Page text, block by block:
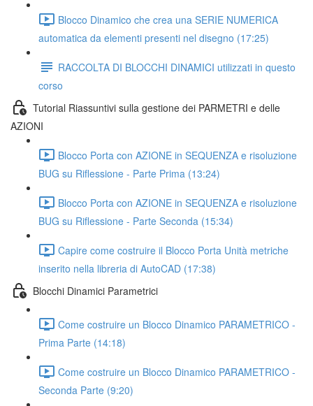
Blocco Dinamico che crea una SERIE NUMERICA
automatica da elementi presenti nel disegno (17:25)
RACCOLTA DI BLOCCHI DINAMICI utilizzati in questo
corso
Tutorial Riassuntivi sulla gestione dei PARMETRI e delle
AZIONI
Blocco Porta con AZIONE in SEQUENZA e risoluzione
BUG su Riflessione - Parte Prima (13:24)
Blocco Porta con AZIONE in SEQUENZA e risoluzione
BUG su Riflessione - Parte Seconda (15:34)
Capire come costruire il Blocco Porta Unità metriche
inserito nella libreria di AutoCAD (17:38)
Blocchi Dinamici Parametrici
Come costruire un Blocco Dinamico PARAMETRICO -
Prima Parte (14:18)
Come costruire un Blocco Dinamico PARAMETRICO -
Seconda Parte (9:20)